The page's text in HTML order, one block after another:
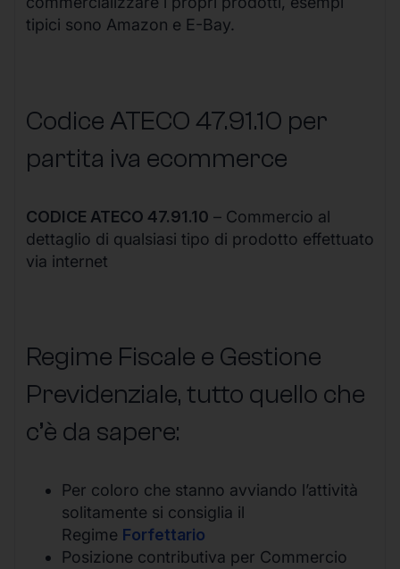
tipici sono Amazon e E-Bay.
Codice ATECO 47.91.10 per
partita iva ecommerce
CODICE ATECO 47.91.10 – Commercio al
dettaglio di qualsiasi tipo di prodotto effettuato
via internet
Regime Fiscale e Gestione
Previdenziale, tutto quello che
c’è da sapere:
Per coloro che stanno avviando l’attività
solitamente si consiglia il
Regime Forfettario
Posizione contributiva per Commercio